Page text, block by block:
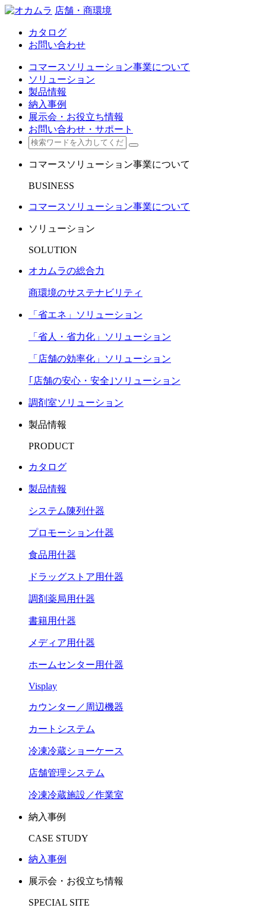
店舗・商環境
カタログ
お問い合わせ
コマースソリューション事業について
ソリューション
製品情報
納入事例
展示会・お役立ち情報
お問い合わせ・サポート
コマースソリューション事業について
BUSINESS
コマースソリューション事業について
ソリューション
SOLUTION
オカムラの総合力
商環境のサステナビリティ
「省エネ」ソリューション
「省人・省力化」ソリューション
「店舗の効率化」ソリューション
｢店舗の安心・安全｣ソリューション
調剤室ソリューション
製品情報
PRODUCT
カタログ
製品情報
システム陳列什器
プロモーション什器
食品用什器
ドラッグストア用什器
調剤薬局用什器
書籍用什器
メディア用什器
ホームセンター用什器
Visplay
カウンター／周辺機器
カートシステム
冷凍冷蔵ショーケース
店舗管理システム
冷凍冷蔵施設／作業室
納入事例
CASE STUDY
納入事例
展示会・お役立ち情報
SPECIAL SITE